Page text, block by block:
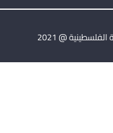
@ 2021